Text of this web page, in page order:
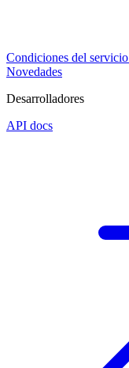
Condiciones del servicio
Novedades
Desarrolladores
API docs